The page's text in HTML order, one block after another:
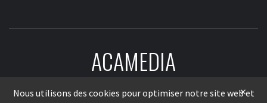
ACAMEDIA
LE MÉDIA DES ENTREPRISES ×
Nous utilisons des cookies pour optimiser notre site web et